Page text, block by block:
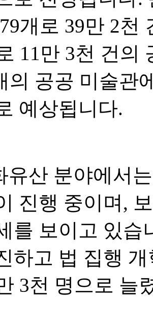
개로 39만 2천
11만 3천 건
의 공공 미술관
예상됩니다.
유산 분야에서
진행 중이며,
를 보이고 있습
하고 법 집행
3천 명으로 늘